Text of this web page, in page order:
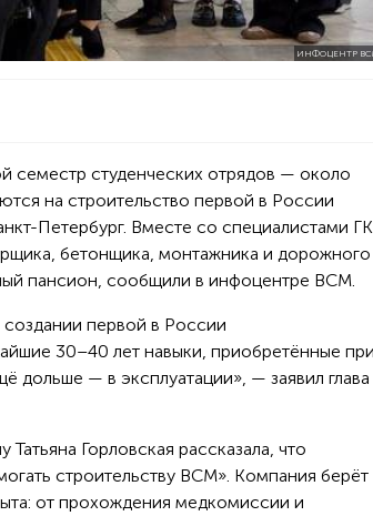
ИНФОЦЕНТР
семестр студенческих отрядов — около
на строительство первой в России
Петербург. Вместе со специалистами ГК
бетонщика, монтажника и дорожного
пансион, сообщили в инфоцентре ВСМ.
создании первой в России
30–40 лет навыки, приобретённые при
дольше — в эксплуатации», — заявил глава
Горловская рассказала, что
строительству ВСМ». Компания берёт
от прохождения медкомиссии и